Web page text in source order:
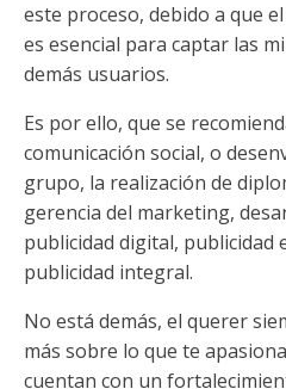
este proceso, debido a que
es esencial para captar las
demás usuarios.
Es por ello, que se
comunicación social, o
grupo, la realización de
gerencia del marketing,
publicidad digital, publicidad
publicidad integral.
No está demás, el querer
más sobre lo que te
cuentan con un